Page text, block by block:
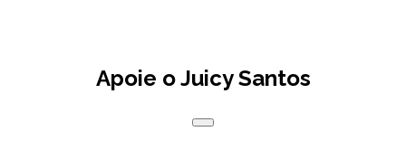
Apoie o Juicy Santos